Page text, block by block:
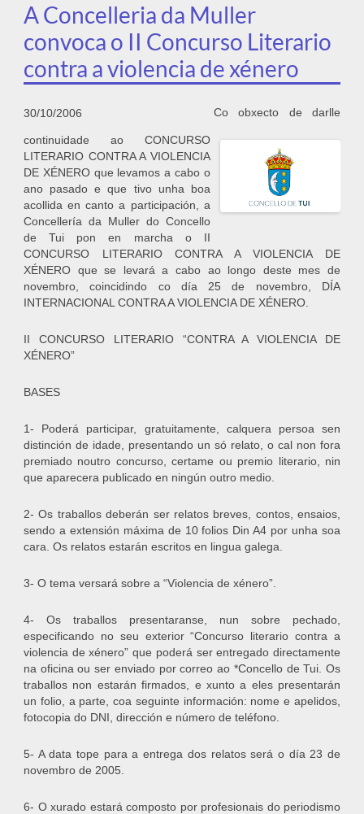
A Concelleria da Muller
convoca o II Concurso Literario
contra a violencia de xénero
30/10/2006 Co obxecto de darlle
continuidade ao CONCURSO
LITERARIO CONTRA A VIOLENCIA
DE XÉNERO que levamos a cabo o
ano pasado e que tivo unha boa
acollida en canto a participación, a
Concellería da Muller do Concello
de Tui pon en marcha o II
CONCURSO LITERARIO CONTRA A VIOLENCIA DE
XÉNERO que se levará a cabo ao longo deste mes de
novembro, coincidindo co día 25 de novembro, DÍA
INTERNACIONAL CONTRA A VIOLENCIA DE XÉNERO.
II CONCURSO LITERARIO “CONTRA A VIOLENCIA DE
XÉNERO”
BASES
1- Poderá participar, gratuitamente, calquera persoa sen
distinción de idade, presentando un só relato, o cal non fora
premiado noutro concurso, certame ou premio literario, nin
que aparecera publicado en ningún outro medio.
2- Os traballos deberán ser relatos breves, contos, ensaios,
sendo a extensión máxima de 10 folios Din A4 por unha soa
cara. Os relatos estarán escritos en lingua galega.
3- O tema versará sobre a “Violencia de xénero”.
4- Os traballos presentaranse, nun sobre pechado,
especificando no seu exterior “Concurso literario contra a
violencia de xénero” que poderá ser entregado directamente
na oficina ou ser enviado por correo ao *Concello de Tui. Os
traballos non estarán firmados, e xunto a eles presentarán
un folio, a parte, coa seguinte información: nome e apelidos,
fotocopia do DNI, dirección e número de teléfono.
5- A data tope para a entrega dos relatos será o día 23 de
novembro de 2005.
6- O xurado estará composto por profesionais do periodismo